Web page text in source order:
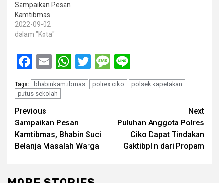
Sampaikan Pesan
Kamtibmas
2022-09-02
dalam "Kota"
Facebook
EmailWhatsApp
TwitterMessage
Tags: bhabinkamtibmas polres ciko
polsek kapetakan
putus sekolah
Post
navigation
Previous
Sampaikan Pesan
Kamtibmas, Bhabin Suci
Belanja Masalah Warga
Next
Puluhan Anggota Polres
Ciko Dapat Tindakan
Gaktibplin dari Propam